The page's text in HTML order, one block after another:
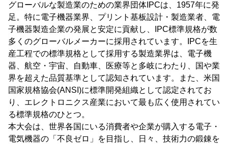
グローバルな製造業のための業界団体IPCは、1957年に発
足。特に電子機器業界、プリント基板設計・製造業者、電
子機器製造企業の発展と安定に貢献し、IPC標準規格が数
多くのグローバルメーカーに採用されています。IPCを生
産工程での標準規格として採用する製造業界は、電子機
器、航空・宇宙、自動車、医療等と多岐にわたり、国や業
界を超えた品質基準として認知されています。また、米国
国家規格協会(ANSI)に標準開発組織として認定されてお
り、エレクトロニクス産業において最も広く使用されてい
る標準規格のひとつ。
本大会は、世界各国にいる消費者や企業が購入する電子・
電気機器の「不良ゼロ」を目指し、日々、技術力の鍛錬を